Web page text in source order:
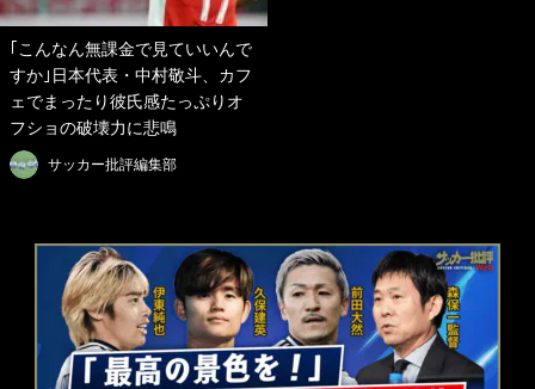
｢こんなん無課金で見ていいんで
すか｣日本代表・中村敬斗、カフ
ェでまったり彼氏感たっぷりオ
フショの破壊力に悲鳴
サッカー批評編集部